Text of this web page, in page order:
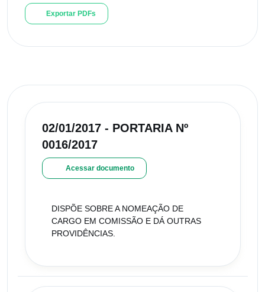
Exportar PDFs
02/01/2017 - PORTARIA Nº
0016/2017
Acessar documento
DISPÕE SOBRE A NOMEAÇÃO DE
CARGO EM COMISSÃO E DÁ OUTRAS
PROVIDÊNCIAS.